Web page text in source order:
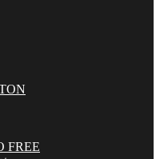
FREE